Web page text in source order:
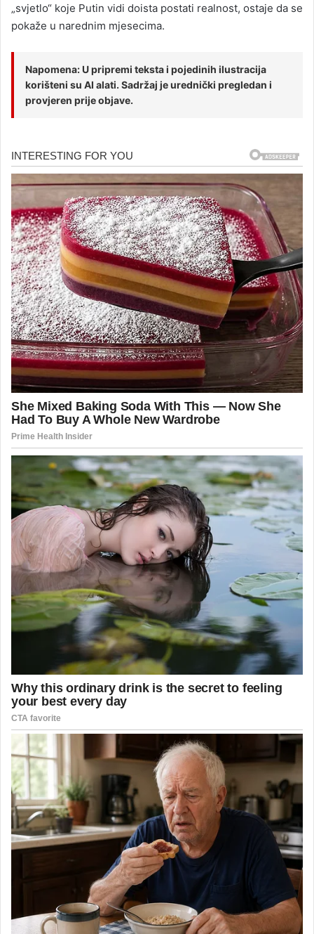
„svjetlo“ koje Putin vidi doista postati realnost, ostaje da se
pokaže u narednim mjesecima.
Napomena: U pripremi teksta i pojedinih ilustracija
korišteni su AI alati. Sadržaj je urednički pregledan i
provjeren prije objave.